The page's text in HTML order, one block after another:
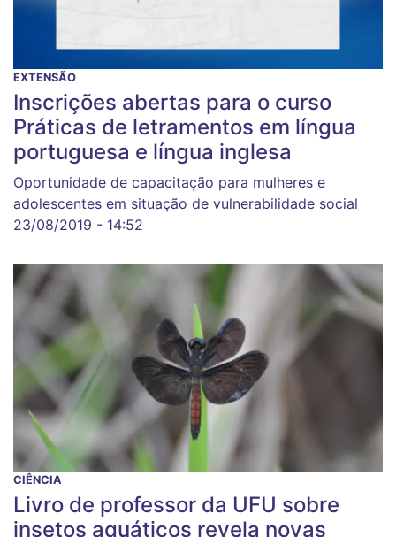
EXTENSÃO
Inscrições abertas para o curso
Práticas de letramentos em língua
portuguesa e língua inglesa
Oportunidade de capacitação para mulheres e
adolescentes em situação de vulnerabilidade social
23/08/2019 - 14:52
CIÊNCIA
Livro de professor da UFU sobre
insetos aquáticos revela novas